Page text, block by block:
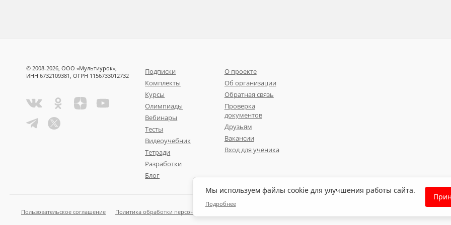
© 2008-2026, ООО «Мультиурок»,
ИНН 6732109381, ОГРН 1156733012732
Подписки
Комплекты
Курсы
Олимпиады
Вебинары
Тесты
Видеоучебник
Тетради
Разработки
Блог
О проекте
Об организации
Обратная связь
Проверка
документов
Друзьям
Вакансии
Вход для ученика
Пользовательское соглашение Политика обработки персональных данных
Мы используем файлы cookie для улучшения работы сайта.
Подробнее